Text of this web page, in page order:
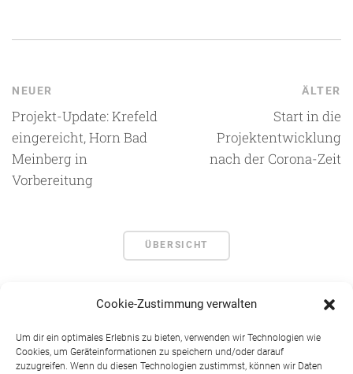
Cookie-Zustimmung verwalten
Um dir ein optimales Erlebnis zu bieten, verwenden wir Technologien wie
Cookies, um Geräteinformationen zu speichern und/oder darauf
zuzugreifen. Wenn du diesen Technologien zustimmst, können wir Daten
NEUER
Projekt-Update: Krefeld
eingereicht, Horn Bad
Meinberg in
Vorbereitung
ÄLTER
Start in die
Projektentwicklung
nach der Corona-Zeit
ÜBERSICHT
MCC BETEILIGUNGS AG